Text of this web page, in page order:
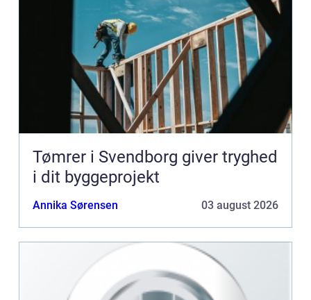
Tømrer i Svendborg giver tryghed
i dit byggeprojekt
Annika Sørensen 03 august 2026